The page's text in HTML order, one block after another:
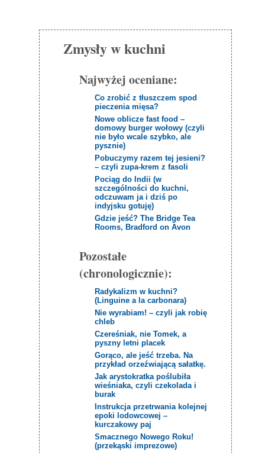
Zmysły w kuchni
Najwyżej oceniane:
Co zrobić z tłuszczem spod
pieczenia mięsa?
Nowe oblicze fast food –
domowy burger wołowy (czyli
nie było wcale szybko, ale
pysznie)
Pobuczymy razem tej jesieni?
– czyli zupa-krem z fasoli
Pociąg do Indii (w
szczególności do kuchni,
odczuwam ja i dziś po
indyjsku gotuję)
Gdzie jeść? The Bridge Tea
Rooms, Bradford on Avon
Pozostałe
(chronologicznie):
Radykalizm w kuchni?
(Linguine a la carbonara)
Nie wyrabiam! – czyli jak robię
chleb
Czereśniak, nie Tomek, a
pyszny letni placek
Gorąco, ale jeść trzeba. Na
przykład orzeźwiającą sałatkę.
Jak arystokratka poślubiła
wieśniaka, czyli czekolada i
burak
Instrukcja przetrwania kolejnej
epoki lodowcowej –
kurczakowy paj
Smacznego Nowego Roku!
(przekąski imprezowe)